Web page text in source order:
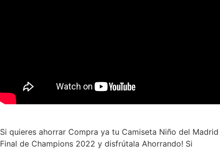
Si quieres ahorrar Compra ya tu Camiseta Niño del Madrid
Final de Champions 2022 y disfrútala Ahorrando! Si